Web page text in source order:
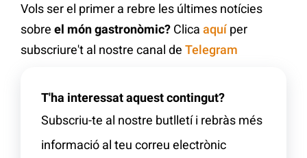
Vols ser el primer a rebre les últimes notícies
sobre el món gastronòmic? Clica aquíper
subscriure't al nostre canal de Telegram
T'ha interessat aquest contingut?
Subscriu-te al nostre butlletí i rebràs més
informació al teu correu electrònic